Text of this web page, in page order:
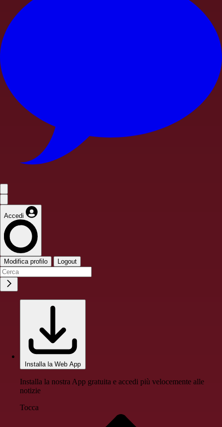
Accedi
Modifica profilo Logout
Installa la Web App
Installa la nostra App gratuita e accedi più velocemente alle
notizie
Tocca